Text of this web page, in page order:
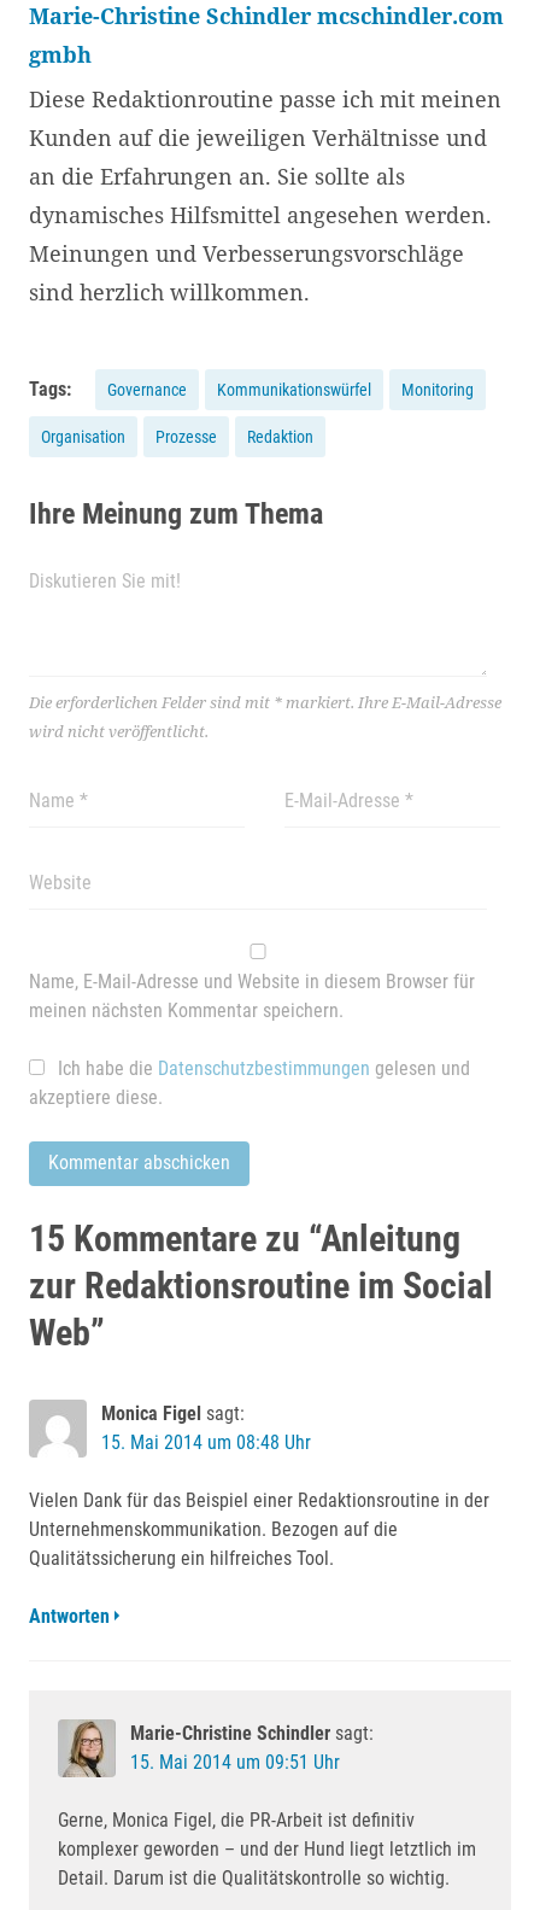
Marie-Christine Schindler mcschindler.com
gmbh
Diese Redaktionroutine passe ich mit meinen
Kunden auf die jeweiligen Verhältnisse und
an die Erfahrungen an. Sie sollte als
dynamisches Hilfsmittel angesehen werden.
Meinungen und Verbesserungsvorschläge
sind herzlich willkommen.
Tags: Governance Kommunikationswürfel Monitoring
Organisation Prozesse Redaktion
Ihre Meinung zum Thema
Die erforderlichen Felder sind mit *markiert. Ihre E-Mail-Adresse
wird nicht veröffentlicht.
Name, E-Mail-Adresse und Website in diesem Browser für
meinen nächsten Kommentar speichern.
Ich habe die Datenschutzbestimmungen gelesen und
akzeptiere diese.
15 Kommentare zu “Anleitung
zur Redaktionsroutine im Social
Web”
Monica Figel sagt:
15. Mai 2014 um 08:48 Uhr
Vielen Dank für das Beispiel einer Redaktionsroutine in der
Unternehmenskommunikation. Bezogen auf die
Qualitätssicherung ein hilfreiches Tool.
Antworten
Marie-Christine Schindler sagt:
15. Mai 2014 um 09:51 Uhr
Gerne, Monica Figel, die PR-Arbeit ist definitiv
komplexer geworden – und der Hund liegt letztlich im
Detail. Darum ist die Qualitätskontrolle so wichtig.